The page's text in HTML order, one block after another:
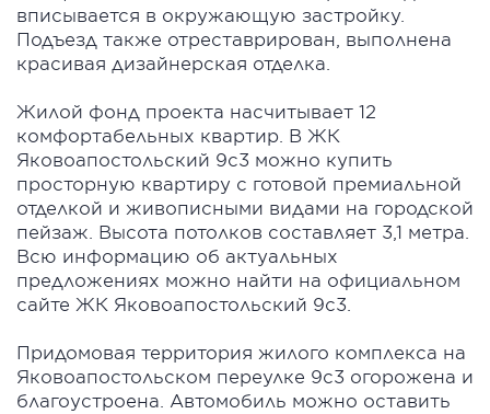
вписывается в окружающую застройку.
Подъезд также отреставрирован, выполнена
красивая дизайнерская отделка.
Жилой фонд проекта насчитывает 12
комфортабельных квартир. В ЖК
Яковоапостольский 9с3 можно купить
просторную квартиру с готовой премиальной
отделкой и живописными видами на городской
пейзаж. Высота потолков составляет 3,1 метра.
Всю информацию об актуальных
предложениях можно найти на официальном
сайте ЖК Яковоапостольский 9с3.
Придомовая территория жилого комплекса на
Яковоапостольском переулке 9с3 огорожена и
благоустроена. Автомобиль можно оставить